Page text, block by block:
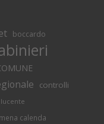
boccardo
controlli
lucente
calenda